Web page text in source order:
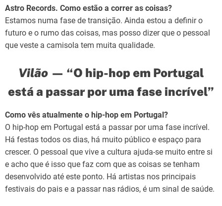
Astro Records. Como estão a correr as coisas?
Estamos numa fase de transição. Ainda estou a definir o
futuro e o rumo das coisas, mas posso dizer que o pessoal
que veste a camisola tem muita qualidade.
Vilão — “O hip-hop em Portugal
está a passar por uma fase incrível”
Como vês atualmente o hip-hop em Portugal?
O hip-hop em Portugal está a passar por uma fase incrível.
Há festas todos os dias, há muito público e espaço para
crescer. O pessoal que vive a cultura ajuda-se muito entre si
e acho que é isso que faz com que as coisas se tenham
desenvolvido até este ponto. Há artistas nos principais
festivais do pais e a passar nas rádios, é um sinal de saúde.